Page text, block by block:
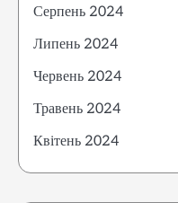
Серпень 2024
Липень 2024
Червень 2024
Травень 2024
Квітень 2024